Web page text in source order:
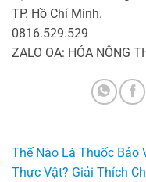
TP. Hồ Chí Minh.
0816.529.529
ZALO OA: HÓA NÔNG
Thế Nào Là Thuốc Bảo
Thực Vật? Giải Thích